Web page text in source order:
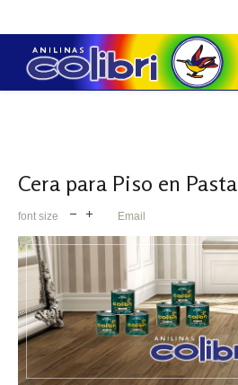
Cera para Piso en Pasta
font size Email